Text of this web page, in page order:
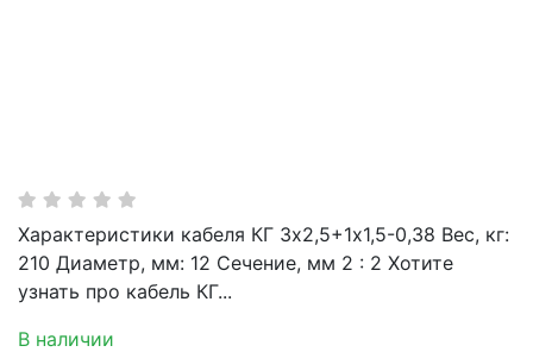
Характеристики кабеля КГ 3х2,5+1х1,5-0,38 Вес, кг:
210 Диаметр, мм: 12 Сечение, мм 2 : 2 Хотите
узнать про кабель КГ...
В наличии